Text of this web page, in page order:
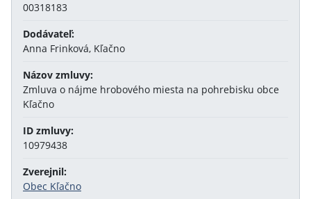
00318183
Dodávateľ:
Anna Frinková, Kľačno
Názov zmluvy:
Zmluva o nájme hrobového miesta na pohrebisku obce
Kľačno
ID zmluvy:
10979438
Zverejnil:
Obec Kľačno